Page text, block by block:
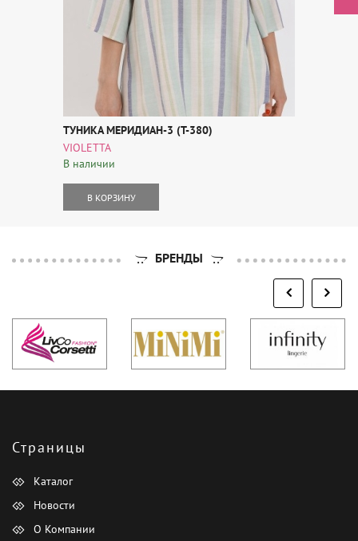
ТУНИКА МЕРИДИАН-3 (Т-380)
VIOLETTA
В наличии
В КОРЗИНУ
БРЕНДЫ
Страницы
Каталог
Новости
О Компании